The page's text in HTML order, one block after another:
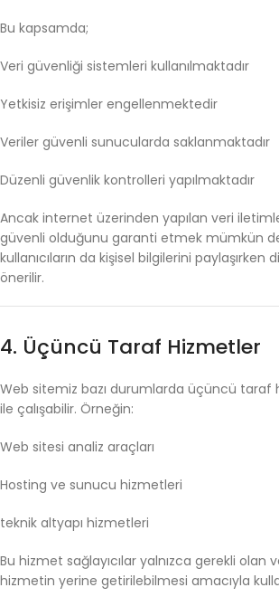
Bu kapsamda;
Veri güvenliği sistemleri kullanılmaktadır
Yetkisiz erişimler engellenmektedir
Veriler güvenli sunucularda saklanmaktadır
Düzenli güvenlik kontrolleri yapılmaktadır
Ancak internet üzerinden yapılan veri
güvenli olduğunu garanti etmek mümkün
kullanıcıların da kişisel bilgilerini paylaşırken
önerilir.
4. Üçüncü Taraf Hizmetler
Web sitemiz bazı durumlarda üçüncü taraf
ile çalışabilir. Örneğin:
Web sitesi analiz araçları
Hosting ve sunucu hizmetleri
teknik altyapı hizmetleri
Bu hizmet sağlayıcılar yalnızca gerekli olan
hizmetin yerine getirilebilmesi amacıyla